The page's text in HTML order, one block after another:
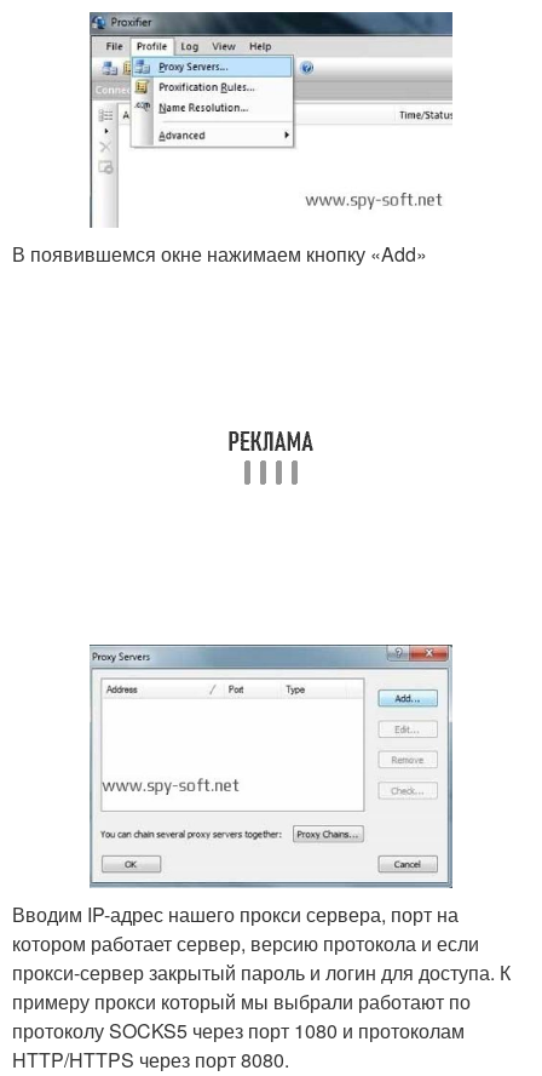
В появившемся окне нажимаем кнопку «Add»
Вводим IP-адрес нашего прокси сервера, порт на
котором работает сервер, версию протокола и если
прокси-сервер закрытый пароль и логин для доступа. К
примеру прокси который мы выбрали работают по
протоколу SOCKS5 через порт 1080 и протоколам
HTTP/HTTPS через порт 8080.